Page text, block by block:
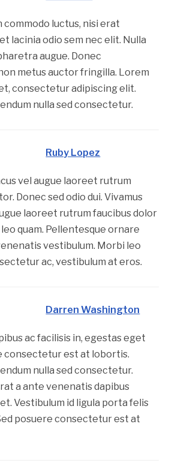
commodo luctus, nisi erat
lacinia odio sem nec elit. Nulla
augue. Donec
metus auctor fringilla. Lorem
consectetur adipiscing elit.
nulla sed consectetur.
Ruby Lopez
vel augue laoreet rutrum
Donec sed odio dui. Vivamus
laoreet rutrum faucibus dolor
quam. Pellentesque ornare
vestibulum. Morbi leo
ac, vestibulum at eros.
Darren Washington
ac facilisis in, egestas eget
consectetur est at lobortis.
nulla sed consectetur.
a ante venenatis dapibus
Vestibulum id ligula porta felis
posuere consectetur est at